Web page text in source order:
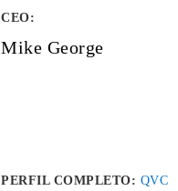
CEO:
Mike George
PERFIL COMPLETO: QVC